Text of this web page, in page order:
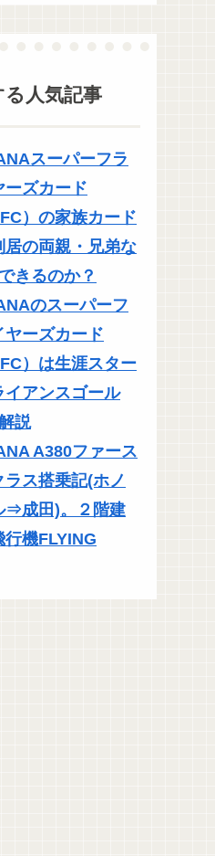
る人気記事
スーパーフラ
ーズカード
）の家族カード
居の両親・兄弟な
きるのか？
のスーパーフ
ヤーズカード
）は生涯スター
イアンスゴール
説
A380ファース
ラス搭乗記(ホノ
⇒成田)。２階建
行機FLYING